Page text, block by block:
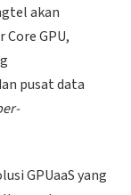
akan
GPU,
pusat data
GPUaaS yang